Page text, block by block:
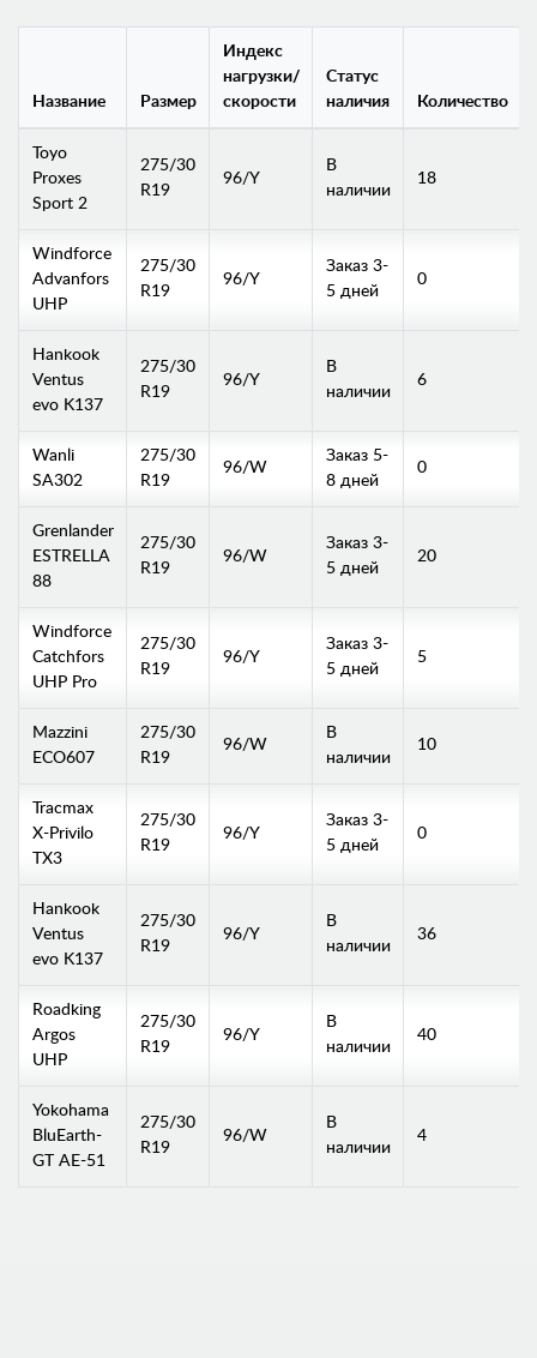
Название Размер
Индекс
нагрузки/
скорости
Статус
наличия
Количество
Toyo
Proxes
Sport 2
275/30
R19
96/Y
В
наличии
18
Windforce
Advanfors
UHP
275/30
R19
96/Y
Заказ 3-
5 дней
0
Hankook
Ventus
evo K137
275/30
R19
96/Y
В
наличии
6
Wanli
SA302
275/30
R19
96/W
Заказ 5-
8 дней
0
Grenlander
ESTRELLA
88
275/30
R19
96/W
Заказ 3-
5 дней
20
Windforce
Catchfors
UHP Pro
275/30
R19
96/Y
Заказ 3-
5 дней
5
Mazzini
ECO607
275/30
R19
96/W
В
наличии
10
Tracmax
X-Privilo
TX3
275/30
R19
96/Y
Заказ 3-
5 дней
0
Hankook
Ventus
evo K137
275/30
R19
96/Y
В
наличии
36
Roadking
Argos
UHP
275/30
R19
96/Y
В
наличии
40
Yokohama
BluEarth-
GT AE-51
275/30
R19
96/W
В
наличии
4